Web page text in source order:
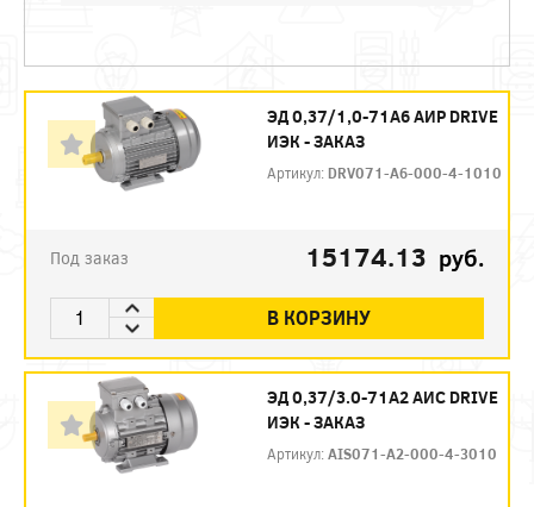
ЭД 0,37/1,0-71А6 АИР DRIVE
ИЭК - ЗАКАЗ
Артикул:DRV071-A6-000-4-1010
Под заказ 15174.13 руб.
В КОРЗИНУ
ЭД 0,37/3.0-71А2 АИС DRIVE
ИЭК - ЗАКАЗ
Артикул:AIS071-A2-000-4-3010